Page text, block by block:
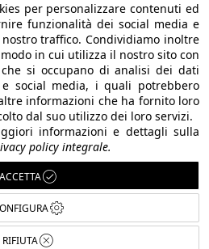
di Fotografia® srl, Via
Milano | Tel 02/58107623
58107139
| PECiifmilano@pec.it|
sociale € 10.400,00 I.V.
sono utilizzate su licenza dei
Powered byShareNow!.
per personalizzare contenuti ed
funzionalità dei social media e
traffico. Condividiamo inoltre
in cui utilizza il nostro sito con
si occupano di analisi dei dati
social media, i quali potrebbero
informazioni che ha fornito loro
dal suo utilizzo dei loro servizi.
informazioni e dettagli sulla
policy integrale.
ACCETTA
RIFIUTA